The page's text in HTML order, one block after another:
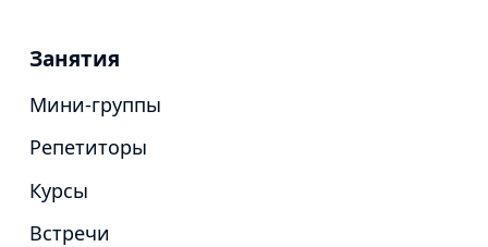
Занятия
Мини-группы
Репетиторы
Курсы
Встречи